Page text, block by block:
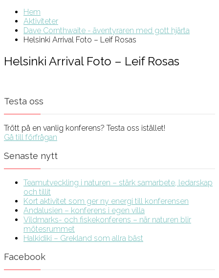
Hem
Aktiviteter
Dave Cornthwaite - äventyraren med gott hjärta
Helsinki Arrival Foto – Leif Rosas
Helsinki Arrival Foto – Leif Rosas
Testa oss
Trött på en vanlig konferens? Testa oss istället!
Gå till förfrågan
Senaste nytt
Teamutveckling i naturen – stärk samarbete, ledarskap
och tillit
Kort aktivitet som ger ny energi till konferensen
Andalusien – konferens i egen villa
Vildmarks- och fiskekonferens – när naturen blir
mötesrummet
Halkidiki – Grekland som allra bäst
Facebook